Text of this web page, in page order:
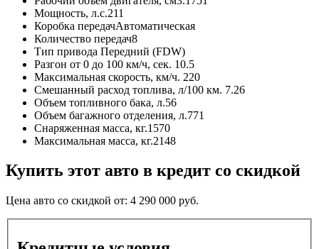
Мощность, л.с.211
Коробка передачАвтоматическая
Количество передач8
Тип привода Передний (FDW)
Разгон от 0 до 100 км/ч, сек. 10.5
Максимальная скорость, км/ч. 220
Смешанный расход топлива, л/100 км. 7.26
Объем топливного бака, л.56
Объем багажного отделения, л.771
Снаряженная масса, кг.1570
Максимальная масса, кг.2148
Купить этот авто в кредит со скидкой
Цена авто со скидкой от: 4 290 000 руб.